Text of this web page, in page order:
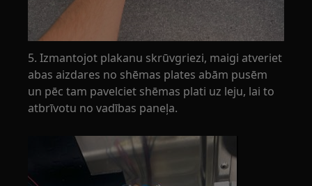
5. Izmantojot plakanu skrūvgriezi, maigi atveriet
abas aizdares no shēmas plates abām pusēm
un pēc tam pavelciet shēmas plati uz leju, lai to
atbrīvotu no vadības paneļa.